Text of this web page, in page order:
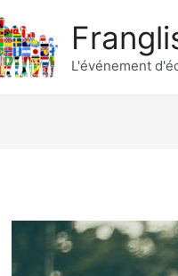
L'événement